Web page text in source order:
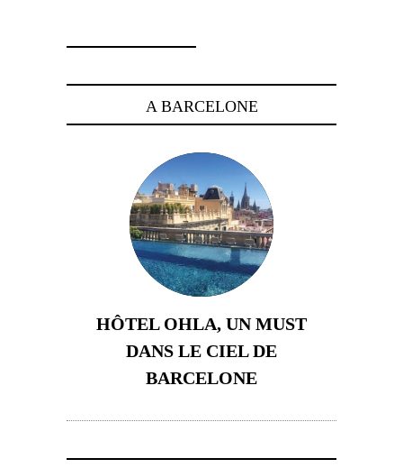
A BARCELONE
HÔTEL OHLA, UN MUST
DANS LE CIEL DE
BARCELONE